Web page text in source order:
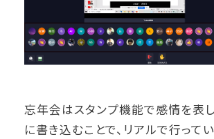
忘年会はスタンプ機能で感情を表し
に書き込むことで、リアルで行って